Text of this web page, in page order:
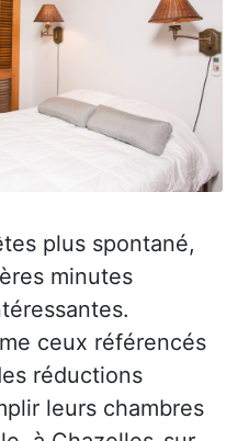
plus spontané,
minutes
ceux référencés
réductions
leurs chambres